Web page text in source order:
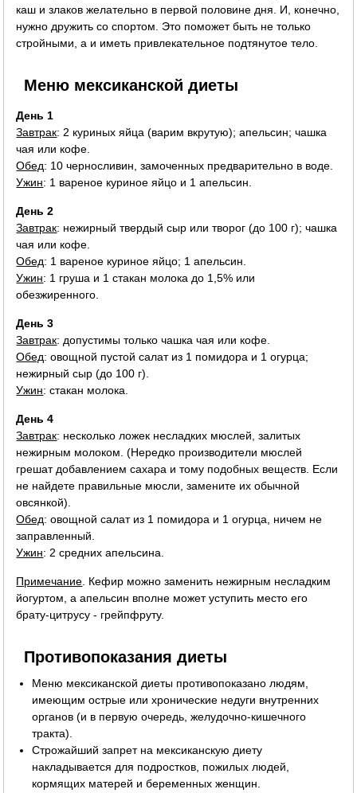
каш и злаков желательно в первой половине дня. И, конечно,
нужно дружить со спортом. Это поможет быть не только
стройными, а и иметь привлекательное подтянутое тело.
Меню мексиканской диеты
День 1
Завтрак: 2 куриных яйца (варим вкрутую); апельсин; чашка
чая или кофе.
Обед: 10 черносливин, замоченных предварительно в воде.
Ужин: 1 вареное куриное яйцо и 1 апельсин.
День 2
Завтрак: нежирный твердый сыр или творог (до 100 г); чашка
чая или кофе.
Обед: 1 вареное куриное яйцо; 1 апельсин.
Ужин: 1 груша и 1 стакан молока до 1,5% или
обезжиренного.
День 3
Завтрак: допустимы только чашка чая или кофе.
Обед: овощной пустой салат из 1 помидора и 1 огурца;
нежирный сыр (до 100 г).
Ужин: стакан молока.
День 4
Завтрак: несколько ложек несладких мюслей, залитых
нежирным молоком. (Нередко производители мюслей
грешат добавлением сахара и тому подобных веществ. Если
не найдете правильные мюсли, замените их обычной
овсянкой).
Обед: овощной салат из 1 помидора и 1 огурца, ничем не
заправленный.
Ужин: 2 средних апельсина.
Примечание . Кефир можно заменить нежирным несладким
йогуртом, а апельсин вполне может уступить место его
брату-цитрусу - грейпфруту.
Противопоказания диеты
Меню мексиканской диеты противопоказано людям,
имеющим острые или хронические недуги внутренних
органов (и в первую очередь, желудочно-кишечного
тракта).
Строжайший запрет на мексиканскую диету
накладывается для подростков, пожилых людей,
кормящих матерей и беременных женщин.